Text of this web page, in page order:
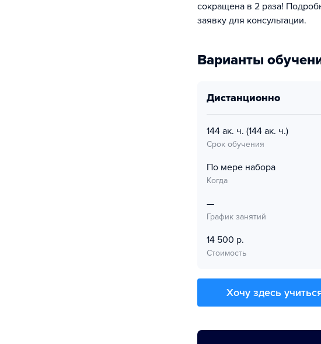
сокращена в 2 раза!
заявку для консультации.
Варианты
дистанционно
144 ак. ч. (144 ак. ч.)
Срок обучения
По мере набора
Когда
—
График занятий
14 500 р.
Стоимость
Хочу здесь